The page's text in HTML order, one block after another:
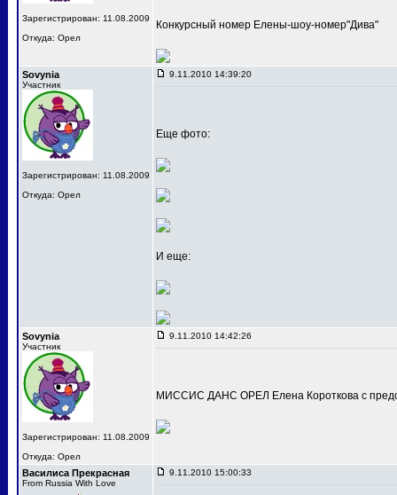
Зарегистрирован: 11.08.2009
Откуда: Орел
Конкурсный номер Елены-шоу-номер"Дива"
Sovynia
Участник
Зарегистрирован: 11.08.2009
Откуда: Орел
9.11.2010 14:39:20
Еще фото:
И еще:
Sovynia
Участник
Зарегистрирован: 11.08.2009
Откуда: Орел
9.11.2010 14:42:26
МИССИС ДАНС ОРЕЛ Елена Короткова с
Василиса Прекрасная
From Russia With Love
9.11.2010 15:00:33